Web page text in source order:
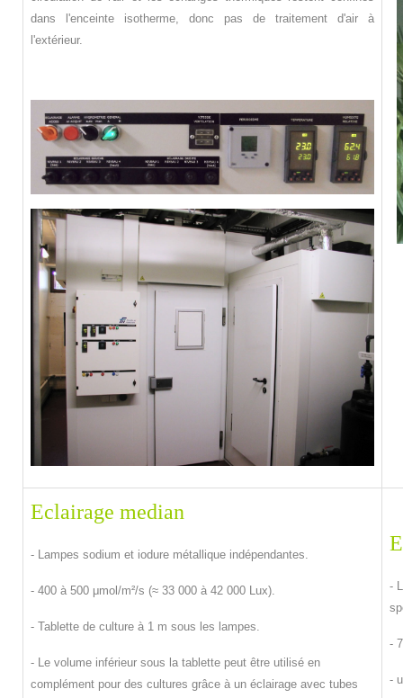
dans l'enceinte isotherme, donc pas de traitement d'air à
l'extérieur.
Eclairage median
- Lampes sodium et iodure métallique indépendantes.
- 400 à 500 μmol/m²/s (≈ 33 000 à 42 000 Lux).
- Tablette de culture à 1 m sous les lampes.
- Le volume inférieur sous la tablette peut être utilisé en
complément pour des cultures grâce à un éclairage avec tubes
-
-
-